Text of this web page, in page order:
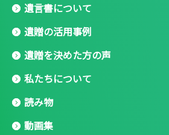
遺言書について
遺贈の活用事例
遺贈を決めた方の声
私たちについて
読み物
動画集